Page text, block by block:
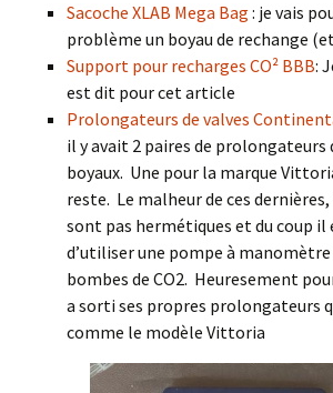
Sacoche XLAB Mega Bag : je vais
problème un boyau de rechange
Support pour recharges CO² BBB:
est dit pour cet article
Prolongateurs de valves
il y avait 2 paires de
boyaux. Une pour la marque
reste. Le malheur de ces dernières,
sont pas hermétiques et du coup il
d’utiliser une pompe à manomètre
bombes de CO2. Heuresement
a sorti ses propres prolongateurs
comme le modèle Vittoria